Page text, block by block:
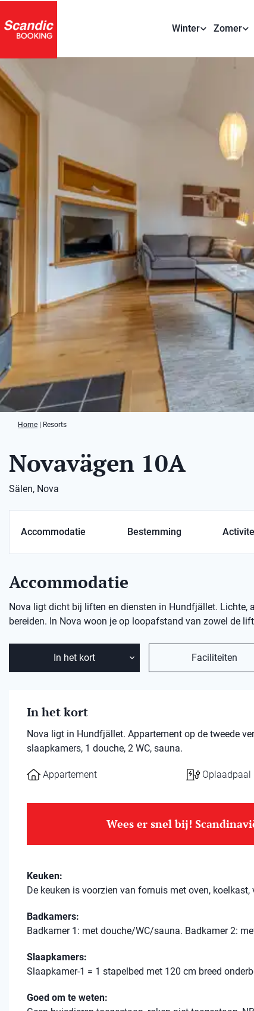
Winter Zomer
Home Resorts
Novavägen 10A
Sälen, Nova
Accommodatie Bestemming
Accommodatie
Nova ligt dicht bij liften en diensten in Hundfjället.
bereiden. In Nova woon je op loopafstand van zowel de
In het kort Faciliteiten
In het kort
Nova ligt in Hundfjället. Appartement op de tweede
slaapkamers, 1 douche, 2 WC, sauna.
Appartement Oplaadpaal
Wees er snel bij!
Keuken:
De keuken is voorzien van fornuis met oven, koelkast,
Badkamers:
Badkamer 1: met douche/WC/sauna. Badkamer 2:
Slaapkamers:
Slaapkamer-1 = 1 stapelbed met 120 cm breed
Goed om te weten: